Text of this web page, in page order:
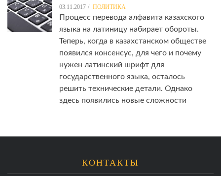
03.11.2017 ПОЛИТИКА
Процесс перевода алфавита казахского
языка на латиницу набирает обороты.
Теперь, когда в казахстанском обществе
появился консенсус, для чего и почему
нужен латинский шрифт для
государственного языка, осталось
решить технические детали. Однако
здесь появились новые сложности
КОНТАКТЫ